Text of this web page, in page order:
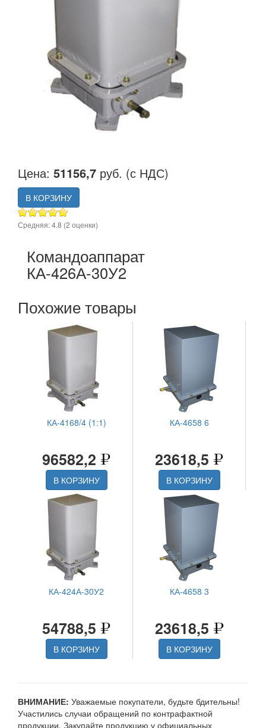
Цена: 51156,7 руб. (с НДС)
В КОРЗИНУ
Средняя:4.8 (2 оценки)
Командоаппарат
КА-426А-30У2
Похожие товары
КА-4168/4 (1:1)
96582,2
В КОРЗИНУ
КА-4658 6
23618,5
В КОРЗИНУ
КА-424А-30У2
54788,5
В КОРЗИНУ
КА-4658 3
23618,5
В КОРЗИНУ
ВНИМАНИЕ: Уважаемые покупатели, будьте бдительны!
Участились случаи обращений по контрафактной
продукции. Закупайте продукцию у официальных